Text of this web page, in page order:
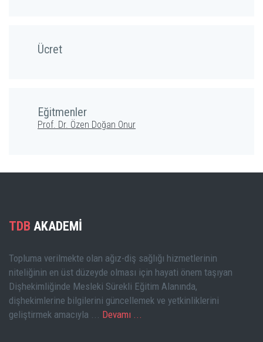
Ücret
Eğitmenler
Prof. Dr. Özen Doğan Onur
TDB AKADEMİ
Topluma verilmekte olan ağız-diş sağlığı hizmetlerinin
niteliğinin en üst düzeyde olması için hayati önem taşıyan
Dişhekimliğinde Mesleki Sürekli Eğitim Alanında,
dişhekimlerine bilgilerini güncellemek ve yetkinliklerini
geliştirmek amacıyla ... Devamı ...